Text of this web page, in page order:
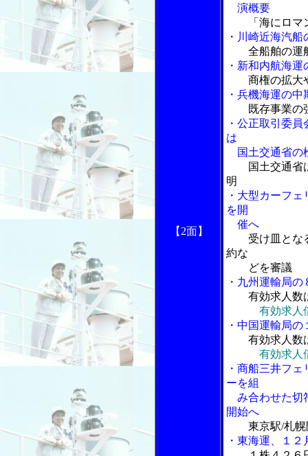
【2面】
演概要
「海にロマ
・川崎近海汽
全船舶の運
・新和内航海
商権の拡大
・兵機海運の
既存事業の
・公正取引委
は
国土交通省の
国土交通省
明
・大型カーフ
を開
催へ
受け皿とな
約な
どを審議
・九州運輸局
有効求人数
有効求人
・中国運輸局
有効求人数
有効求人
・商船三井フ
ーを組
み合わせた切
開始へ
東京駅/札
・東海運、１